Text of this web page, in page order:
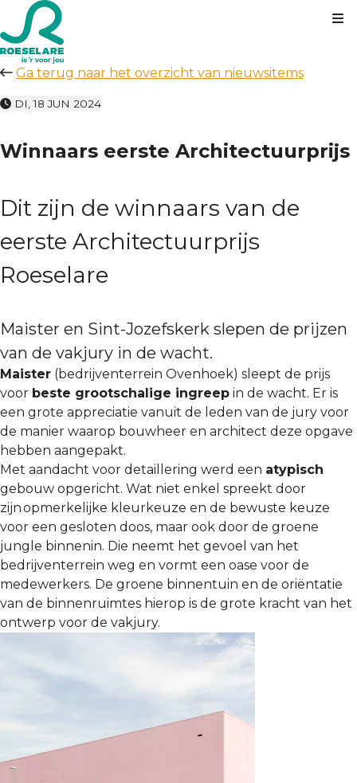
Ga terug naar het overzicht van nieuwsitems
DI, 18 JUN 2024
Winnaars eerste Architectuurprijs
Dit zijn de winnaars van de
eerste Architectuurprijs
Roeselare
Maister en Sint-Jozefskerk slepen de prijzen
van de vakjury in de wacht.
Maister (bedrijventerrein Ovenhoek) sleept de prijs
voor beste grootschalige ingreep in de wacht. Er is
een grote appreciatie vanuit de leden van de jury voor
de manier waarop bouwheer en architect deze opgave
hebben aangepakt.
Met aandacht voor detaillering werd een atypisch
gebouw opgericht. Wat niet enkel spreekt door
zijn opmerkelijke kleurkeuze en de bewuste keuze
voor een gesloten doos, maar ook door de groene
jungle binnenin. Die neemt het gevoel van het
bedrijventerrein weg en vormt een oase voor de
medewerkers. De groene binnentuin en de oriëntatie
van de binnenruimtes hierop is de grote kracht van het
ontwerp voor de vakjury.